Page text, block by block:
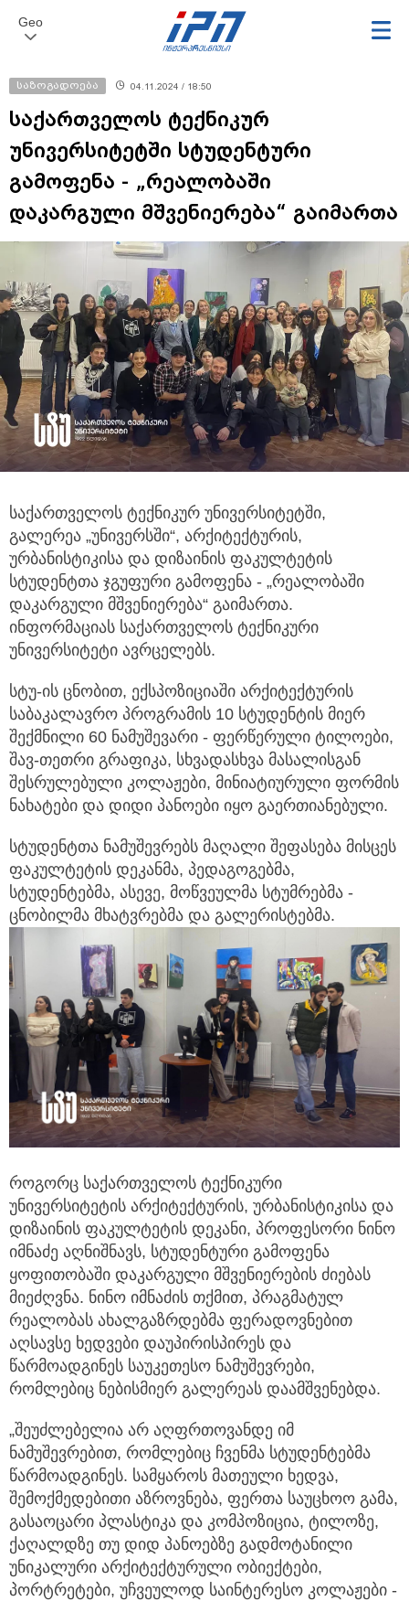
Geo
საზოგადოება 04.11.2024 / 18:50
საქართველოს ტექნიკურ
უნივერსიტეტში სტუდენტური
გამოფენა - „რეალობაში
დაკარგული მშვენიერება“ გაიმართა
საქართველოს ტექნიკურ უნივერსიტეტში,
გალერეა „უნივერსში“, არქიტექტურის,
ურბანისტიკისა და დიზაინის ფაკულტეტის
სტუდენტთა ჯგუფური გამოფენა - „რეალობაში
დაკარგული მშვენიერება“ გაიმართა.
ინფორმაციას საქართველოს ტექნიკური
უნივერსიტეტი ავრცელებს.
სტუ-ის ცნობით, ექსპოზიციაში არქიტექტურის
საბაკალავრო პროგრამის 10 სტუდენტის მიერ
შექმნილი 60 ნამუშევარი - ფერწერული ტილოები,
შავ-თეთრი გრაფიკა, სხვადასხვა მასალისგან
შესრულებული კოლაჟები, მინიატიურული ფორმის
ნახატები და დიდი პანოები იყო გაერთიანებული.
სტუდენტთა ნამუშევრებს მაღალი შეფასება მისცეს
ფაკულტეტის დეკანმა, პედაგოგებმა,
სტუდენტებმა, ასევე, მოწვეულმა სტუმრებმა -
ცნობილმა მხატვრებმა და გალერისტებმა.
როგორც საქართველოს ტექნიკური
უნივერსიტეტის არქიტექტურის, ურბანისტიკისა და
დიზაინის ფაკულტეტის დეკანი, პროფესორი ნინო
იმნაძე აღნიშნავს, სტუდენტური გამოფენა
ყოფითობაში დაკარგული მშვენიერების ძიებას
მიეძღვნა. ნინო იმნაძის თქმით, პრაგმატულ
რეალობას ახალგაზრდებმა ფერადოვნებით
აღსავსე ხედვები დაუპირისპირეს და
წარმოადგინეს საუკეთესო ნამუშევრები,
რომლებიც ნებისმიერ გალერეას დაამშვენებდა.
„შეუძლებელია არ აღფრთოვანდე იმ
ნამუშევრებით, რომლებიც ჩვენმა სტუდენტებმა
წარმოადგინეს. სამყაროს მათეული ხედვა,
შემოქმედებითი აზროვნება, ფერთა საუცხოო გამა,
გასაოცარი პლასტიკა და კომპოზიცია, ტილოზე,
ქაღალდზე თუ დიდ პანოებზე გადმოტანილი
უნიკალური არქიტექტურული ობიექტები,
პორტრეტები, უჩვეულოდ საინტერესო კოლაჟები -